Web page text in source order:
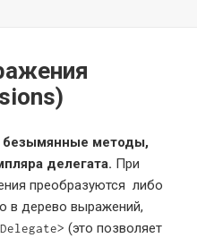
методы,
делегата. При
преобразуются либо
в дерево выражений,
(это позволяет